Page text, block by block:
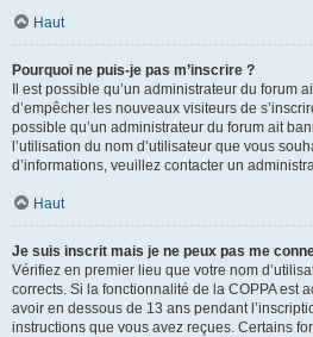
Haut
Pourquoi ne puis-je pas m’inscrire ?
Il est possible qu’un administrateur du forum
d’empêcher les nouveaux visiteurs de
possible qu’un administrateur du forum ait
l’utilisation du nom d’utilisateur que vous
d’informations, veuillez contacter un
Haut
Je suis inscrit mais je ne peux pas me
Vérifiez en premier lieu que votre nom
corrects. Si la fonctionnalité de la COPPA est
avoir en dessous de 13 ans pendant
instructions que vous avez reçues. Certains